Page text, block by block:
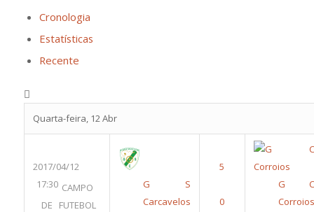
Cronologia
Estatísticas
Recente
Quarta-feira, 12 Abr
2017/04/12
17:30 CAMPO
DE FUTEBOL
G S
Carcavelos
G C
Corroios